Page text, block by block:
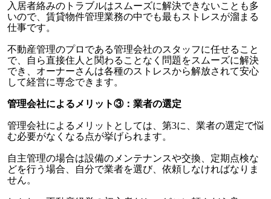
入居者絡みのトラブルはスムーズに解決できないことも多
いので、賃貸物件管理業務の中でも最もストレスが溜まる
仕事です。
不動産管理のプロである管理会社のスタッフに任せること
で、自ら直接住人と関わることなく問題をスムーズに解決
でき、オーナーさんは各種のストレスから解放されて安心
して経営に専念できます。
管理会社によるメリット③：業者の選定
管理会社によるメリットとしては、第3に、業者の選定で悩
む必要がなくなる点が挙げられます。
自主管理の場合は設備のメンテナンスや交換、定期点検な
どを行う場合、自分で業者を選び、依頼しなければなりま
せん。